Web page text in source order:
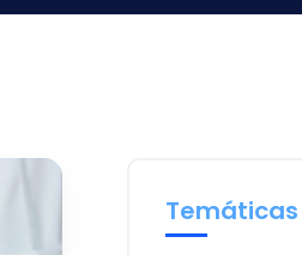
Temáticas